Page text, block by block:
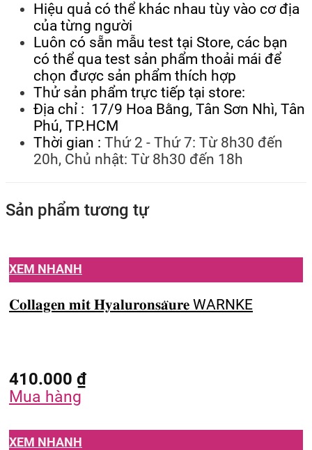
Hiệu quả có thể khác nhau tùy vào cơ địa
của từng người
Luôn có sẵn mẫu test tại Store, các bạn
có thể qua test sản phẩm thoải mái để
chọn được sản phẩm thích hợp
Thử sản phẩm trực tiếp tại store:
Địa chỉ : 17/9 Hoa Bằng, Tân Sơn Nhì, Tân
Phú, TP.HCM
Thời gian : Thứ 2 - Thứ 7: Từ 8h30 đến
20h, Chủ nhật: Từ 8h30 đến 18h
Sản phẩm tương tự
XEM NHANH
𝐂𝐨𝐥𝐥𝐚𝐠𝐞𝐧 𝐦𝐢𝐭 𝐇𝐲𝐚𝐥𝐮𝐫𝐨𝐧𝐬𝐚̈𝐮𝐫𝐞 WARNKE
410.000 ₫
Mua hàng
XEM NHANH